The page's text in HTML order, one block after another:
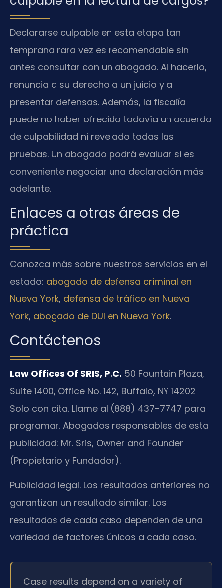
Declararse culpable en esta etapa tan
temprana rara vez es recomendable sin
antes consultar con un abogado. Al hacerlo,
renuncia a su derecho a un juicio y a
presentar defensas. Además, la fiscalía
puede no haber ofrecido todavía un acuerdo
de culpabilidad ni revelado todas las
pruebas. Un abogado podrá evaluar si es
conveniente negociar una declaración más
adelante.
Enlaces a otras áreas de
práctica
Conozca más sobre nuestros servicios en el
estado: abogado de defensa criminal en
Nueva York, defensa de tráfico en Nueva
York, abogado de DUI en Nueva York.
Contáctenos
Law Offices Of SRIS, P.C. 50 Fountain Plaza,
Suite 1400, Office No. 142, Buffalo, NY 14202
Solo con cita. Llame al (888) 437-7747 para
programar. Abogados responsables de esta
publicidad: Mr. Sris, Owner and Founder
(Propietario y Fundador).
Publicidad legal. Los resultados anteriores no
garantizan un resultado similar. Los
resultados de cada caso dependen de una
variedad de factores únicos a cada caso.
Case results depend on a variety of